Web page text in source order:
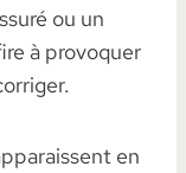
ou un
à provoquer
en